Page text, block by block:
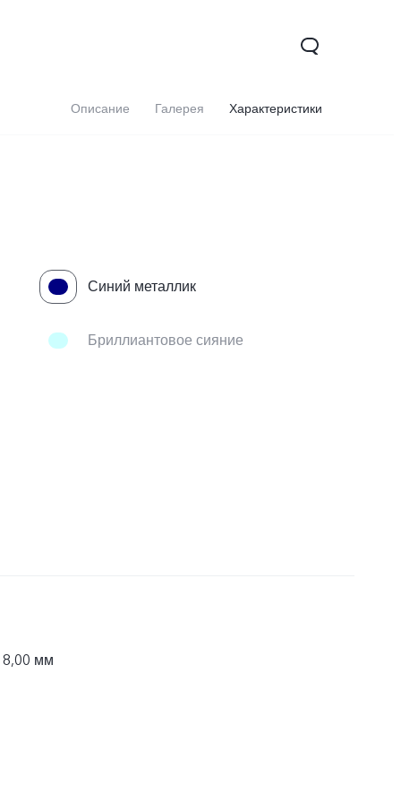
Новинка
Описание Галерея Характеристики
Синий металлик
Бриллиантовое сияние
мм